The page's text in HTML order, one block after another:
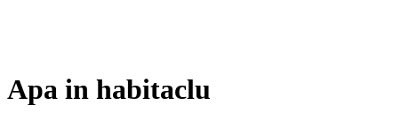
Apa in habitaclu